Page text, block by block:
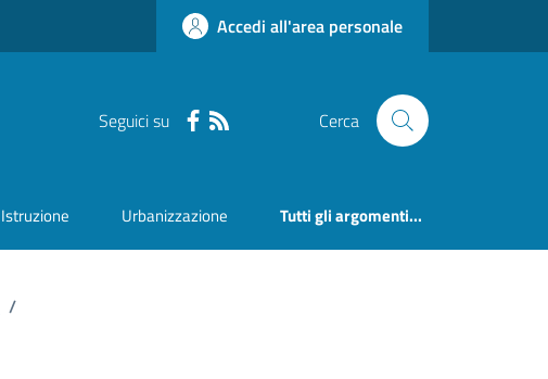
Accedi all'area personale
Seguici su Cerca
Istruzione Urbanizzazione Tutti gli argomenti...
/